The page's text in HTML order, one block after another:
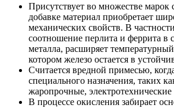
Присутствует во множестве марок
добавке материал приобретает
механических свойств. В
соотношение перлита и феррита в
металла, расширяет
котором железо остается в
Считается вредной примесью,
специального назначения, таких
жаропрочные,
В процессе окисления забирает